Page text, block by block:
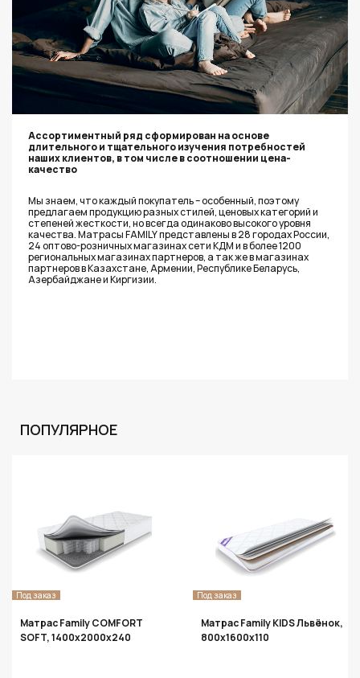
Ассортиментный ряд сформирован на основе
длительного и тщательного изучения потребностей
наших клиентов, в том числе в соотношении цена-
качество
Мы знаем, что каждый покупатель – особенный, поэтому
предлагаем продукцию разных стилей, ценовых категорий и
степеней жесткости, но всегда одинаково высокого уровня
качества. Матрасы FAMILY представлены в 28 городах России,
24 оптово-розничных магазинах сети КДМ и в более 1200
региональных магазинах партнеров, а так же в магазинах
партнеров в Казахстане, Армении, Республике Беларусь,
Азербайджане и Киргизии.
ПОПУЛЯРНОЕ
Под заказ
Матрас Family COMFORT
SOFT, 1400х2000х240
Под заказ
Матрас Family KIDS Львёнок,
800х1600х110